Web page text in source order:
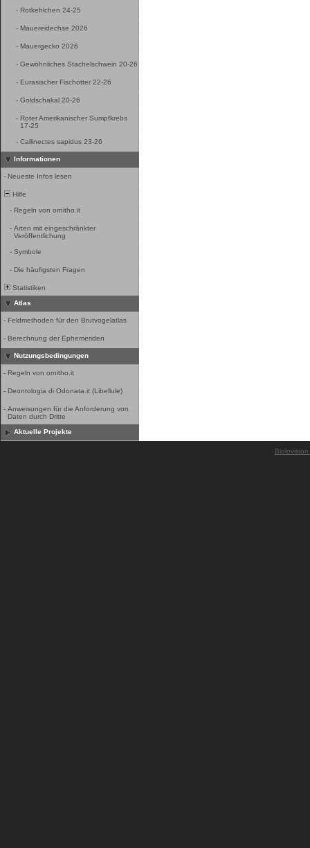
- Rotkehlchen 24-25
- Mauereidechse 2026
- Mauergecko 2026
- Gewöhnliches Stachelschwein 20-26
- Eurasischer Fischotter 22-26
- Goldschakal 20-26
- Roter Amerikanischer Sumpfkrebs
17-25
- Callinectes sapidus 23-26
Informationen
- Neueste Infos lesen
Hilfe
- Regeln von ornitho.it
- Arten mit eingeschränkter
Veröffentlichung
- Symbole
- Die häufigsten Fragen
Statistiken
Atlas
- Feldmethoden für den Brutvogelatlas
- Berechnung der Ephemeriden
Nutzungsbedingungen
- Regeln von ornitho.it
- Deontologia di Odonata.it (Libellule)
- Anweisungen für die Anforderung von
Daten durch Dritte
Aktuelle Projekte
Biolovision